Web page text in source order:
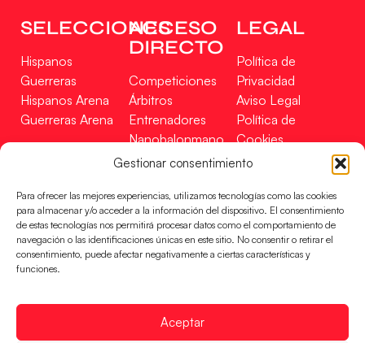
Gestionar consentimiento
Para ofrecer las mejores experiencias, utilizamos tecnologías como las cookies
para almacenar y/o acceder a la información del dispositivo. El consentimiento
de estas tecnologías nos permitirá procesar datos como el comportamiento de
navegación o las identificaciones únicas en este sitio. No consentir o retirar el
consentimiento, puede afectar negativamente a ciertas características y
funciones.
Aceptar
SELECCIONES
Hispanos
Guerreras
Hispanos Arena
Guerreras Arena
ACCESO
DIRECTO
Competiciones
Árbitros
Entrenadores
Nanobalonmano
Tienda
LEGAL
Política de
Privacidad
Aviso Legal
Política de
Cookies
Mapa Web
Incidencias
CONTACTO
EN
FINANCIADO